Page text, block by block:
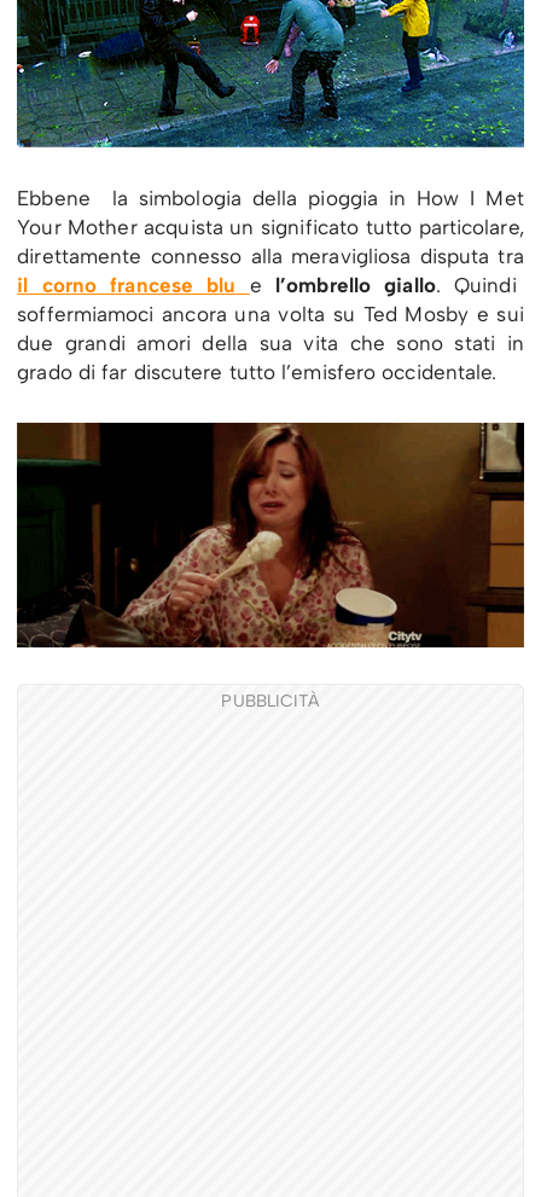
Ebbene la simbologia della pioggia in How I Met
Your Mother acquista un significato tutto particolare,
direttamente connesso alla meravigliosa disputa tra
il corno francese blu
e l’ombrello giallo. Quindi
soffermiamoci ancora una volta su Ted Mosby e sui
due grandi amori della sua vita che sono stati in
grado di far discutere tutto l’emisfero occidentale.
PUBBLICITÀ